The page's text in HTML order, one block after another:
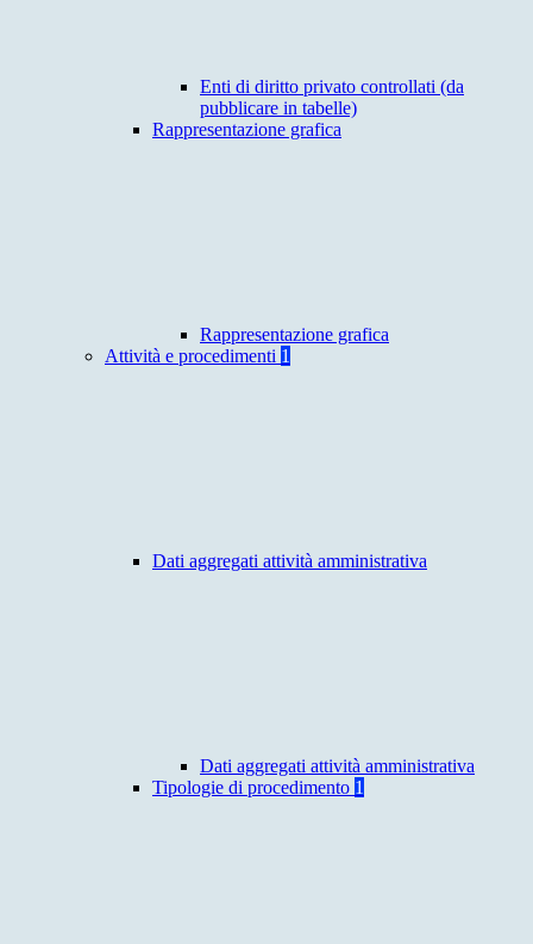
Enti di diritto privato controllati (da
pubblicare in tabelle)
Rappresentazione grafica
Rappresentazione grafica
Attività e procedimenti 1
Dati aggregati attività amministrativa
Dati aggregati attività amministrativa
Tipologie di procedimento 1